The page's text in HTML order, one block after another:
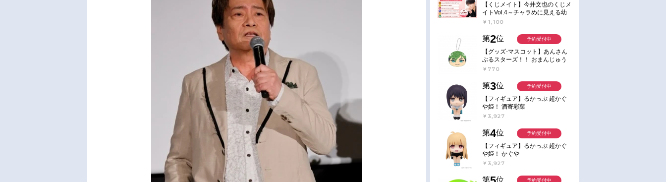
【くじメイト】今井文也のくじメ
イトVol.4～チャラめに見える幼
馴染、実は一途で独占欲が強いん
￥1,100
第2位
【グッズ-マスコット】あんさん
ぶるスターズ！！ おまんじゅう
にぎにぎマスコット ねくすと2
￥770
予約受付中
第3位
【フィギュア】るかっぷ 超かぐ
や姫！ 酒寄彩葉
￥3,927
予約受付中
第4位
【フィギュア】るかっぷ 超かぐ
や姫！ かぐや
￥3,927
予約受付中
第 位 予約受付中